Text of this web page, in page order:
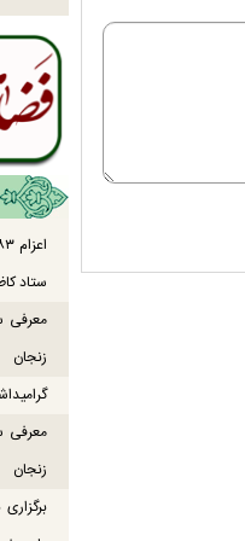
ستاد
معرفی
زنجان
معرفی
زنجان